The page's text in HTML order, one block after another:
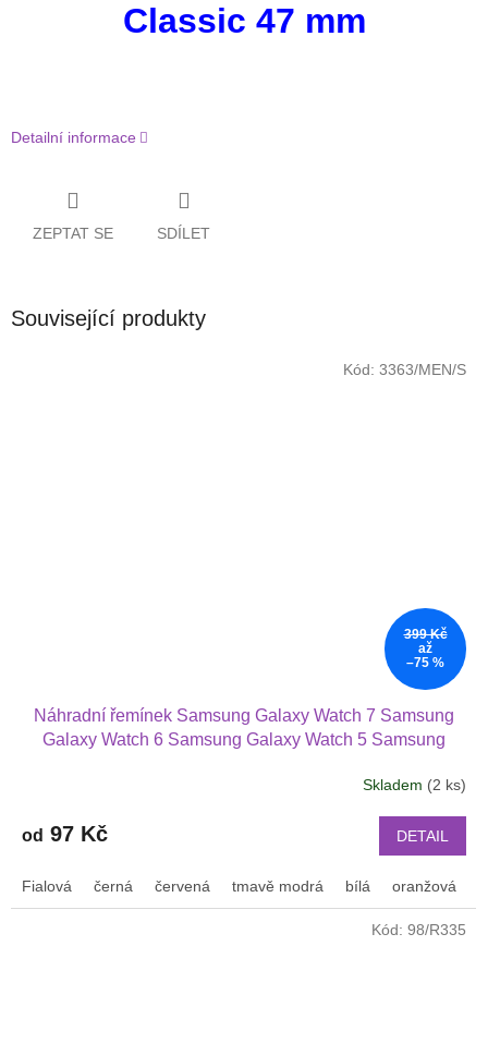
Classic 47 mm
Detailní informace
ZEPTAT SE SDÍLET
Související produkty
399 Kč
až
–75 %
Náhradní řemínek Samsung Galaxy Watch 7 Samsung
Galaxy Watch 6 Samsung Galaxy Watch 5 Samsung
Skladem (2 ks)
od 97 Kč DETAIL
Fialová černá červená tmavě modrá bílá oranžová
Kód: 3363/MEN/S
Kód: 98/R335